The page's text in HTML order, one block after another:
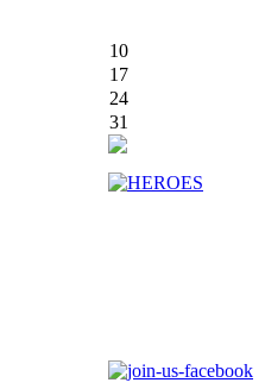
10
17
24
31